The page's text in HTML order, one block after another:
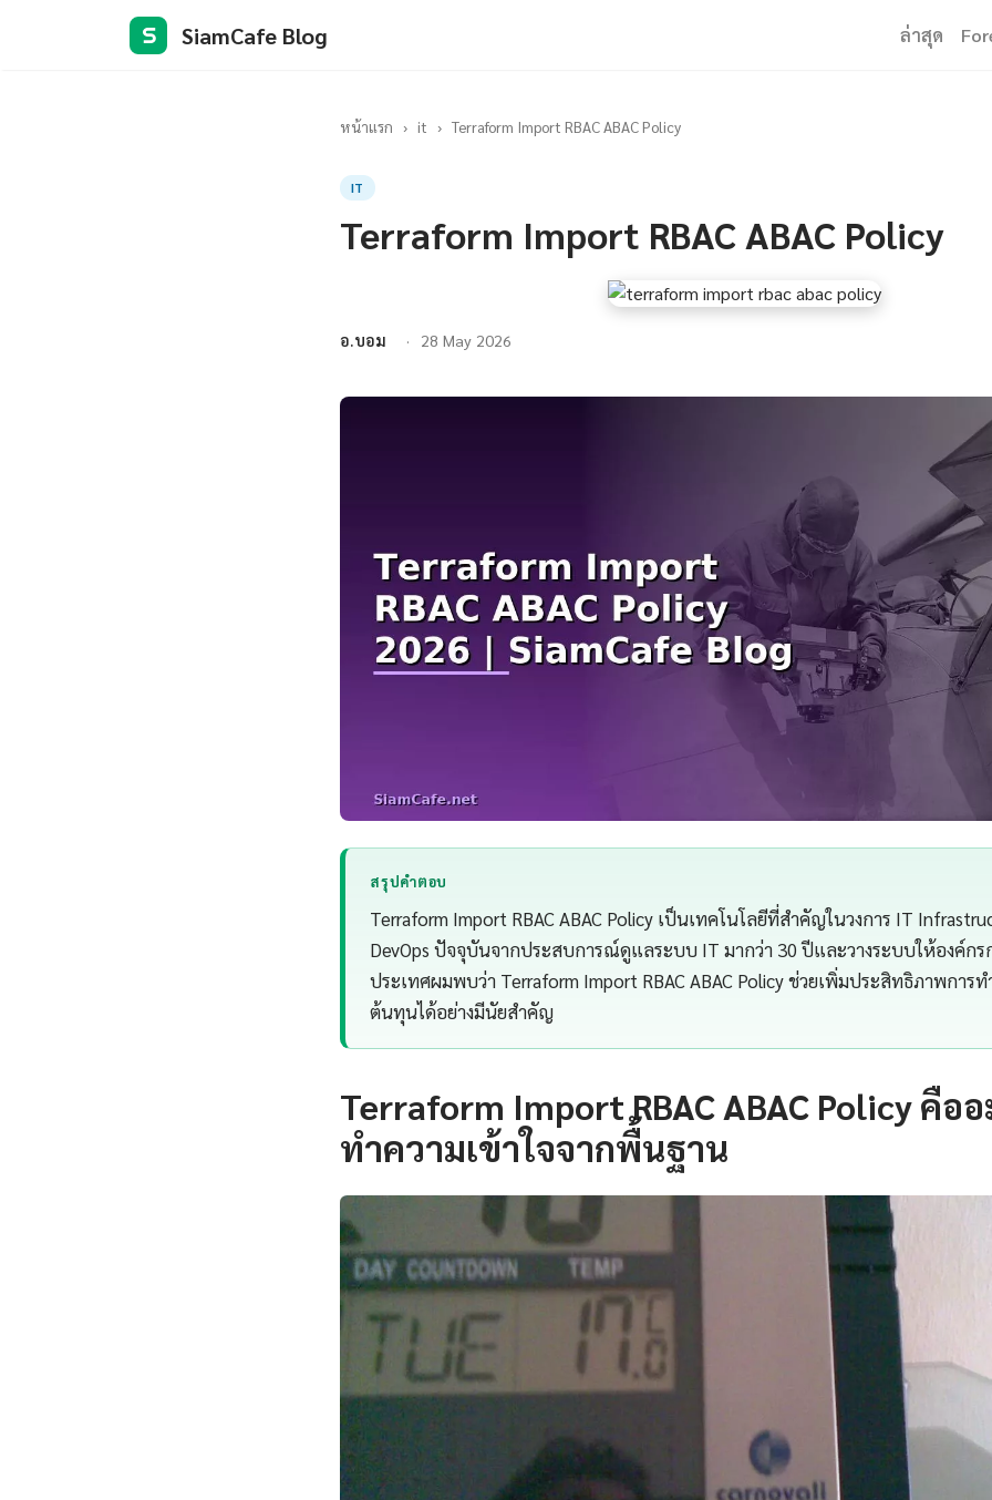
S SiamCafe Blog ล่าสุด
หน้าแรก › it › Terraform Import RBAC ABAC Policy
IT
Terraform Import RBAC ABAC Policy
อ.บอม 28 May 2026
สรุปคำตอบ
Terraform Import RBAC ABAC Policy เป็นเทคโนโลยีที่สำคัญในวงการ IT
DevOps ปัจจุบันจากประสบการณ์ดูแลระบบ IT มากว่า 30 ปีและวางระบบให้องค์กร
ประเทศผมพบว่า Terraform Import RBAC ABAC Policy ช่วยเพิ่มประสิทธิภาพการ
ต้นทุนได้อย่างมีนัยสำคัญ
Terraform Import RBAC ABAC Policy คือ
ทำความเข้าใจจากพื้นฐาน